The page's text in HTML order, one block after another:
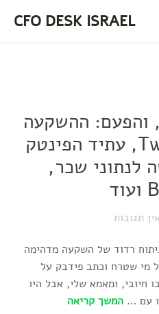
CFO DESK ISRAEL
מהדורה מספר 60, והפעם: ההשקעה
של בסמר ב-Twitch, עתיד הפינטק
לנתוני שכר,
אין תגובות
רדוד של השקעה מדהימה
מי שטרח וכתב פידבק על
חיובי, ומאמא שלי, אבל היו
עם … המשך קריאה